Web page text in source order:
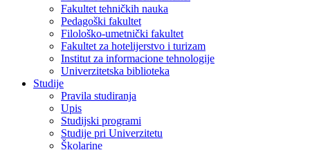
Fakultet tehničkih nauka
Pedagoški fakultet
Filološko-umetnički fakultet
Fakultet za hotelijerstvo i turizam
Institut za informacione tehnologije
Univerzitetska biblioteka
Studije
Pravila studiranja
Upis
Studijski programi
Studije pri Univerzitetu
Školarine